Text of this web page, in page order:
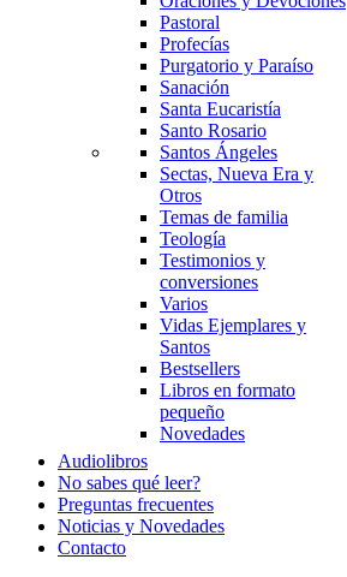
Pastoral
Profecías
Purgatorio y Paraíso
Sanación
Santa Eucaristía
Santo Rosario
Santos Ángeles
Sectas, Nueva Era y
Otros
Temas de familia
Teología
Testimonios y
conversiones
Varios
Vidas Ejemplares y
Santos
Bestsellers
Libros en formato
pequeño
Novedades
Audiolibros
No sabes qué leer?
Preguntas frecuentes
Noticias y Novedades
Contacto